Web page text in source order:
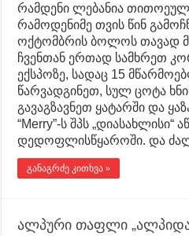
რამდენი ლებანია
რამოდენიმე თვის წინ
ოქტომბრის ბოლოს თავად
ჩვენთან ერთად სამხრეთ
ექსპოზე, სადაც 15
წარვადგინეთ, სულ ცოტა
გავაგზავნეთ ყატარში და
“Merry”-ს შპს „დიასახლისი“
დედოფლისწყაროში. და
განაგრძე კითხვა »
ალპური თაფლი